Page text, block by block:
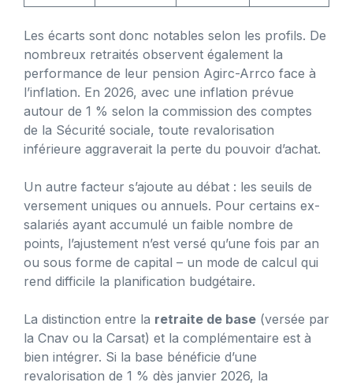
Les écarts sont donc notables selon les profils. De
nombreux retraités observent également la
performance de leur pension Agirc-Arrco face à
l’inflation. En 2026, avec une inflation prévue
autour de 1 % selon la commission des comptes
de la Sécurité sociale, toute revalorisation
inférieure aggraverait la perte du pouvoir d’achat.
Un autre facteur s’ajoute au débat : les seuils de
versement uniques ou annuels. Pour certains ex-
salariés ayant accumulé un faible nombre de
points, l’ajustement n’est versé qu’une fois par an
ou sous forme de capital – un mode de calcul qui
rend difficile la planification budgétaire.
La distinction entre la retraite de base (versée par
la Cnav ou la Carsat) et la complémentaire est à
bien intégrer. Si la base bénéficie d’une
revalorisation de 1 % dès janvier 2026, la